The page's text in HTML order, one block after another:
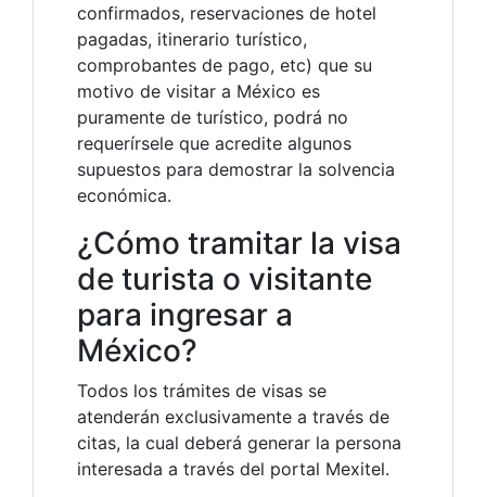
confirmados, reservaciones de hotel
pagadas, itinerario turístico,
comprobantes de pago, etc) que su
motivo de visitar a México es
puramente de turístico, podrá no
requerírsele que acredite algunos
supuestos para demostrar la solvencia
económica.
¿Cómo tramitar la visa
de turista o visitante
para ingresar a
México?
Todos los trámites de visas se
atenderán exclusivamente a través de
citas, la cual deberá generar la persona
interesada a través del portal Mexitel.